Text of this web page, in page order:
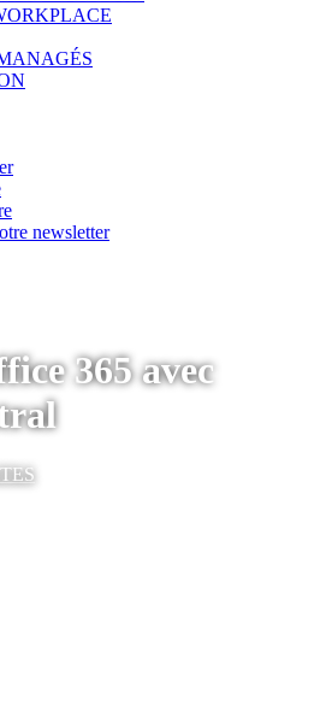
newsletter
365 avec